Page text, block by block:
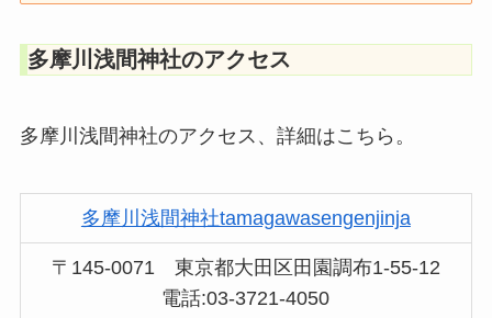
多摩川浅間神社のアクセス
多摩川浅間神社のアクセス、詳細はこちら。
多摩川浅間神社tamagawasengenjinja
〒145-0071 東京都大田区田園調布1-55-12
電話:03-3721-4050